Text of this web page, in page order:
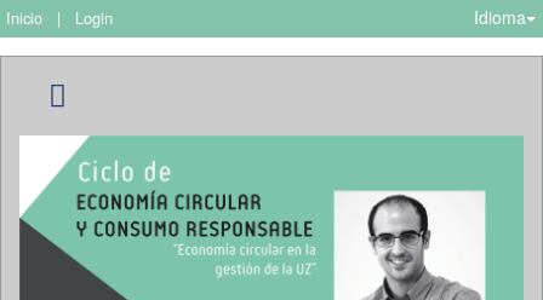
Inicio | Login Idioma